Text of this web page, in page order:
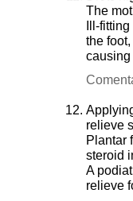
The
Ill-
the foot,
causing
relieve
Plantar
steroid
A
relieve